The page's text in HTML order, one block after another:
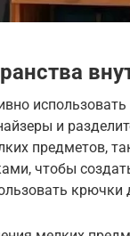
использовать
и
предметов,
чтобы